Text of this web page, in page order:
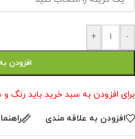
-
+
افزودن
برای افزودن به سبد خرید باید رنگ و
افزودن به علاقه مندی